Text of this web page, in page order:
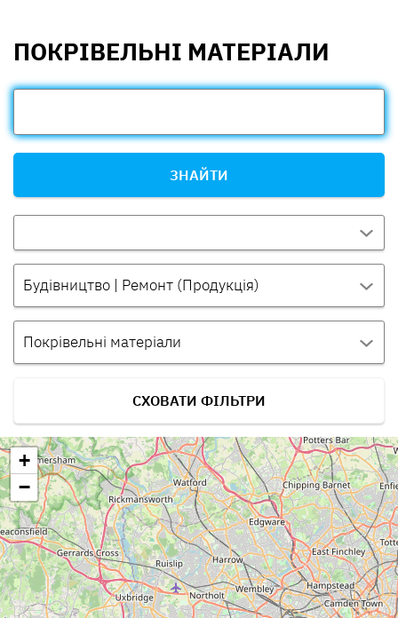
ПОКРІВЕЛЬНІ МАТЕРІАЛИ
ЗНАЙТИ
Будівництво | Ремонт (Продукція)
Покрівельні матеріали
СХОВАТИ ФІЛЬТРИ
+
−